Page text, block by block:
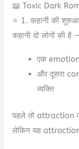
📖 Toxic Dark
⭐ 1. कहानी की
कहानी दो लोगों की है —
एक
और दूसरा
व्यक्ति
पहले तो attraction
लेकिन यह attraction